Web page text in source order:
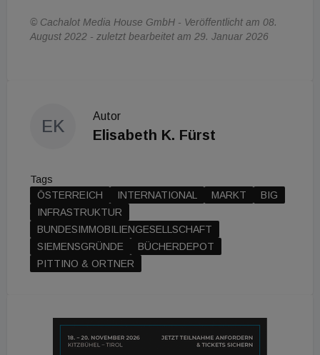
© Cachalot Media House GmbH - Veröffentlicht am 08.
August 2022 - zuletzt bearbeitet am 29. Januar 2026
EK
Autor
Elisabeth K. Fürst
Tags
ÖSTERREICH
INTERNATIONAL MARKT
BIG
INFRASTRUKTUR
BUNDESIMMOBILIENGESELLSCHAFT
SIEMENSGRÜNDE
BÜCHERDEPOT
PITTINO & ORTNER